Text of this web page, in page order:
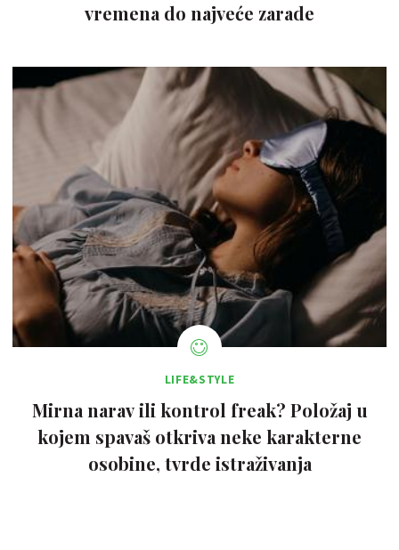
vremena do najveće zarade
LIFE&STYLE
Mirna narav ili kontrol freak? Položaj u
kojem spavaš otkriva neke karakterne
osobine, tvrde istraživanja